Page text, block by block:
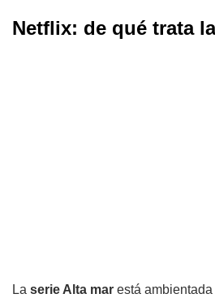
Netflix: de qué trata
La serie Alta mar está